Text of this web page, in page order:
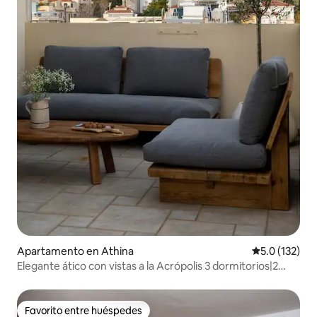
Apartamento en Athina Calificación
5.0 (132)
Elegante ático con vistas a la Acrópolis 3 dormitorios|2
Favorito entre huéspedes